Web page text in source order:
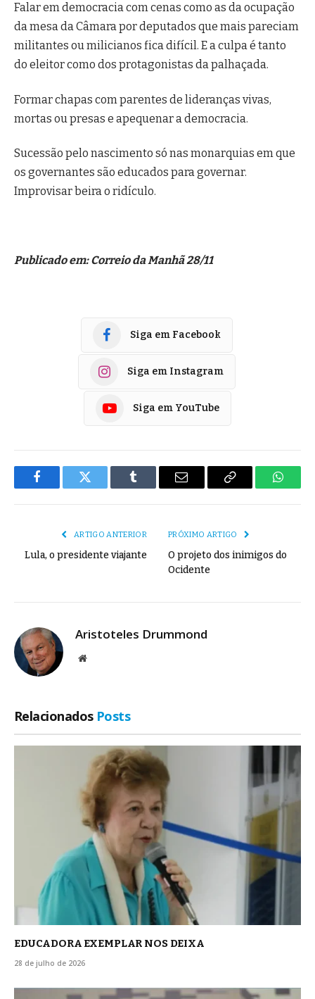
Falar em democracia com cenas como as da ocupação
da mesa da Câmara por deputados que mais pareciam
militantes ou milicianos fica difícil. E a culpa é tanto
do eleitor como dos protagonistas da palhaçada.
Formar chapas com parentes de lideranças vivas,
mortas ou presas e apequenar a democracia.
Sucessão pelo nascimento só nas monarquias em que
os governantes são educados para governar.
Improvisar beira o ridículo.
Publicado em: Correio da Manhã 28/11
Siga em Facebook
Siga em Instagram
Siga em YouTube
FacebookTwitter Tumblr
E-
Copiar
ARTIGO ANTERIOR
Lula, o presidente viajante
PRÓXIMO ARTIGO
O projeto dos inimigos do
Ocidente
Aristoteles Drummond
Site
Relacionados Posts
EDUCADORA EXEMPLAR NOS DEIXA
28 de julho de 2026